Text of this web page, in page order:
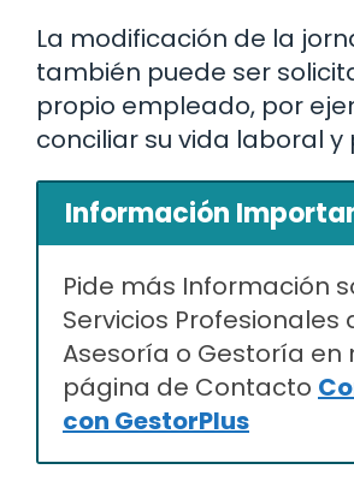
La modificación de la
también puede ser
propio empleado, por
conciliar su vida laboral y
Información
Pide más Información
Servicios Profesionales
Asesoría o Gestoría en
página de Contacto
con GestorPlus